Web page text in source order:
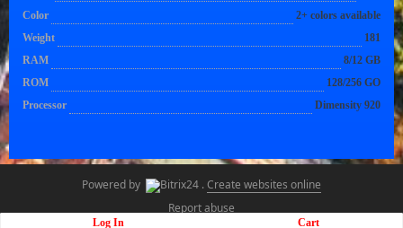
Log In Cart
Color
2+ colors available
Weight
181
RAM
8/12 GB
ROM
128/256 GO
Processor
Dimensity 920
Powered by .Create websites online
Report abuse